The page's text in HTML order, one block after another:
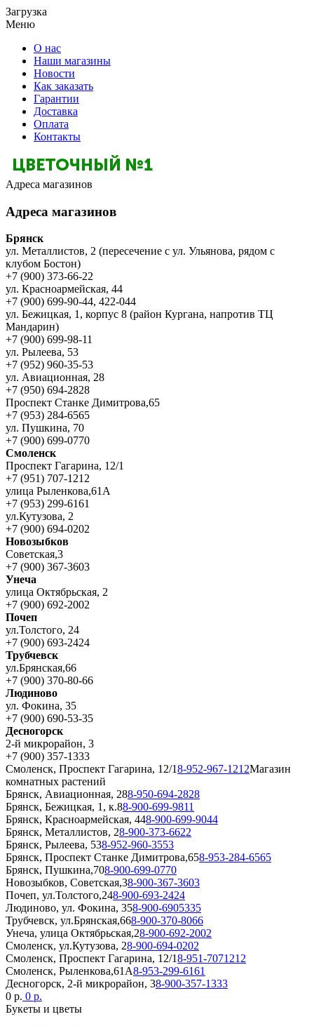
Загрузка
Меню
О нас
Наши магазины
Новости
Как заказать
Гарантии
Доставка
Оплата
Контакты
Адреса магазинов
Адреса магазинов
Брянск
ул. Металлистов, 2 (пересечение с ул. Ульянова, рядом с
клубом Бостон)
+7 (900) 373-66-22
ул. Красноармейская, 44
+7 (900) 699-90-44, 422-044
ул. Бежицкая, 1, корпус 8 (район Кургана, напротив ТЦ
Мандарин)
+7 (900) 699-98-11
ул. Рылеева, 53
+7 (952) 960-35-53
ул. Авиационная, 28
+7 (950) 694-2828
Проспект Станке Димитрова,65
+7 (953) 284-6565
ул. Пушкина, 70
+7 (900) 699-0770
Смоленск
Проспект Гагарина, 12/1
+7 (951) 707-1212
улица Рыленкова,61А
+7 (953) 299-6161
ул.Кутузова, 2
+7 (900) 694-0202
Новозыбков
Советская,3
+7 (900) 367-3603
Унеча
улица Октябрьская, 2
+7 (900) 692-2002
Почеп
ул.Толстого, 24
+7 (900) 693-2424
Трубчевск
ул.Брянская,66
+7 (900) 370-80-66
Людиново
ул. Фокина, 35
+7 (900) 690-53-35
Десногорск
2-й микрорайон, 3
+7 (900) 357-1333
Смоленск, Проспект Гагарина, 12/18-952-967-1212Магазин
комнатных растений
Брянск, Авиационная, 288-950-694-2828
Брянск, Бежицкая, 1, к.88-900-699-9811
Брянск, Красноармейская, 448-900-699-9044
Брянск, Металлистов, 28-900-373-6622
Брянск, Рылеева, 538-952-960-3553
Брянск, Проспект Станке Димитрова,658-953-284-6565
Брянск, Пушкина,708-900-699-0770
Новозыбков, Советская,38-900-367-3603
Почеп, ул.Толстого,248-900-693-2424
Людиново, ул. Фокина, 358-900-6905335
Трубчевск, ул.Брянская,668-900-370-8066
Унеча, улица Октябрьская,28-900-692-2002
Смоленск, ул.Кутузова, 28-900-694-0202
Смоленск, Проспект Гагарина, 12/18-951-7071212
Смоленск, Рыленкова,61А8-953-299-6161
Десногорск, 2-й микрорайон, 38-900-357-1333
0 р. 0 р.
Букеты и цветы